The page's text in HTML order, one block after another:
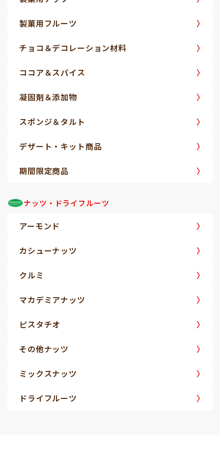
製菓用フルーツ
チョコ＆デコレーション材料
ココア＆スパイス
凝固剤＆添加物
スポンジ＆タルト
デザート・キット商品
期間限定商品
ナッツ・ドライフルーツ
アーモンド
カシューナッツ
クルミ
マカデミアナッツ
ピスタチオ
その他ナッツ
ミックスナッツ
ドライフルーツ